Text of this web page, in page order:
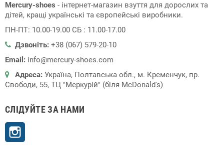
Mercury-shoes - інтернет-магазин взуття для дорослих та
дітей, кращі українські та європейські виробники.
ПН-ПТ: 10.00-19.00 СБ : 11.00-17.00
Дзвоніть: +38 (067) 579-20-10
Email: info@mercury-shoes.com
Адреса: Україна, Полтавська обл., м. Кременчук, пр.
Свободи, 55, ТЦ "Меркурій" (біля McDonald's)
СЛІДУЙТЕ ЗА НАМИ